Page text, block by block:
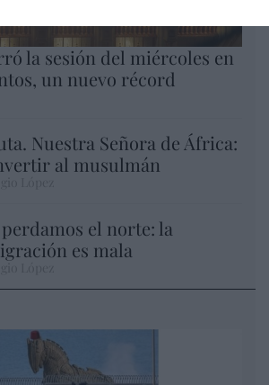
la sesión del miércoles en
un nuevo récord
Nuestra Señora de África:
al musulmán
el norte: la
es mala